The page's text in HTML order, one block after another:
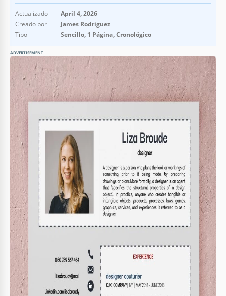
Actualizado
April 4, 2026
Creado por
James Rodriguez
Tipo
Sencillo, 1 Página, Cronológico
ADVERTISEMENT